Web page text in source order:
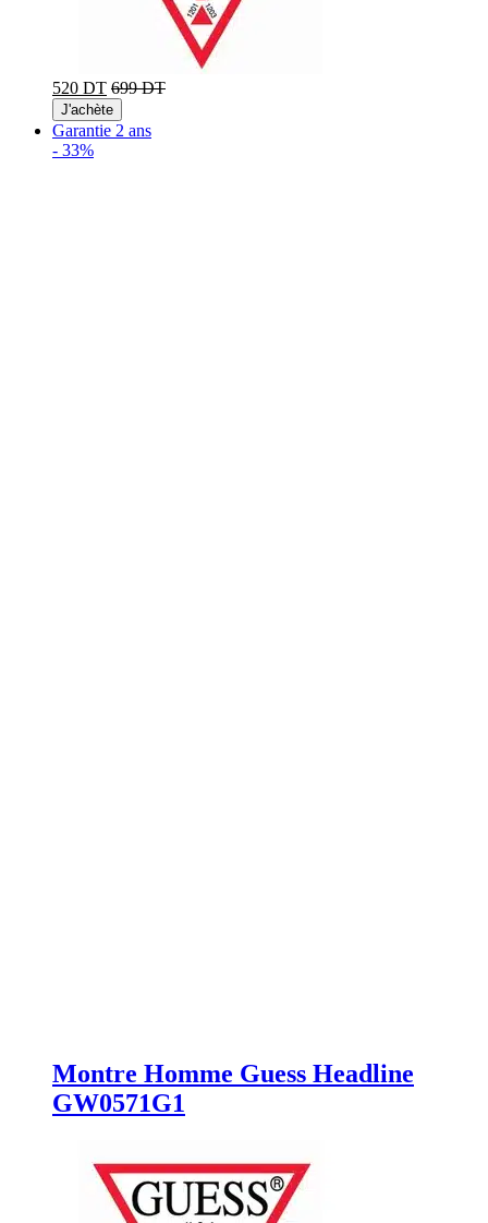
520 DT 699 DT
J'achète
Garantie 2 ans
- 33%
Montre Homme Guess Headline
GW0571G1